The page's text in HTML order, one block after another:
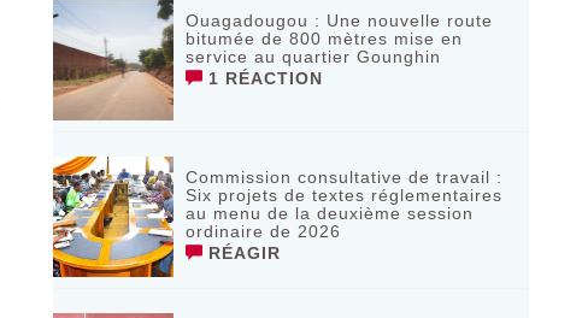
Ouagadougou : Une nouvelle route
bitumée de 800 mètres mise en
service au quartier Gounghin
1 RÉACTION
Commission consultative de travail :
Six projets de textes réglementaires
au menu de la deuxième session
ordinaire de 2026
RÉAGIR